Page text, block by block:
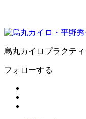
烏丸カイロプラクテ
フォローする